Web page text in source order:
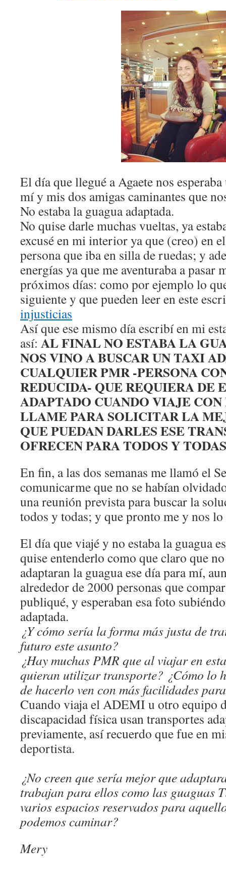
El día que llegué a Agaete nos
mí y mis dos amigas caminantes que
No estaba la guagua adaptada.
No quise darle muchas vueltas, ya
excusé en mi interior ya que (creo) en
persona que iba en silla de ruedas; y
energías ya que me aventuraba a pasar
próximos días: como por ejemplo lo
siguiente y que pueden leer en este
injusticias
Así que ese mismo día escribí en mi
así: AL FINAL NO ESTABA LA
NOS VINO A BUSCAR UN TAXI
CUALQUIER PMR -PERSONA
REDUCIDA- QUE REQUIERA DE
ADAPTADO CUANDO VIAJE
LLAME PARA SOLICITAR LA
QUE PUEDAN DARLES ESE
OFRECEN PARA TODOS Y
En fin, a las dos semanas me llamó el
comunicarme que no se habían
una reunión prevista para buscar la
todos y todas; y que pronto me y nos lo
El día que viajé y no estaba la guagua
quise entenderlo como que claro que
adaptaran la guagua ese día para mí,
alrededor de 2000 personas que
publiqué, y esperaban esa foto
adaptada.
¿Y cómo sería la forma más justa de
futuro este asunto?
¿Hay muchas PMR que al viajar en
quieran utilizar transporte? ¿Cómo lo
de hacerlo ven con más facilidades
Cuando viaja el ADEMI u otro equipo
discapacidad física usan transportes
previamente, así recuerdo que fue en
deportista.
¿No creen que sería mejor que
trabajan para ellos como las guaguas
varios espacios reservados para
podemos caminar?
Mery